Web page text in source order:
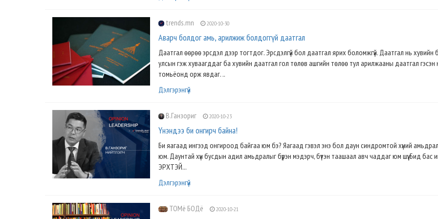
trends.mn 2020-10-30
Аварч болдог амь, арилжиж болдоггүй даатгал
Даатгал өөрөө эрсдэл дээр тогтдог. Эрсдэлгүй бол даатгал ярих боломжгүй. Даатгал нь хувийн
улсын гэж хуваагддаг ба хувийн даатгал гол төлөв ашгийн төлөө тул арилжааны даатгал гэсэн
томьёонд орж явдаг. ..
Дэлгэрэнгүй
В.Ганзориг 2020-10-23
Үнэндээ би онгирч байна!
Би яагаад ингээд онгироод байгаа юм бэ? Яагаад гэвэл энэ бол даун синдромтой хүний
юм. Даунтай хүн бусдын адил амьдралыг бүрэн мэдэрч, бүтэн таашаал авч чаддаг юм шүү. Бид бас
ЭРХТЭЙ...
Дэлгэрэнгүй
ТОМё БОДё 2020-10-21